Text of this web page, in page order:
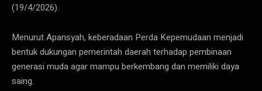
(19/4/2026).
Menurut Apansyah, keberadaan Perda Kepemudaan menjadi
bentuk dukungan pemerintah daerah terhadap pembinaan
generasi muda agar mampu berkembang dan memiliki daya
saing.